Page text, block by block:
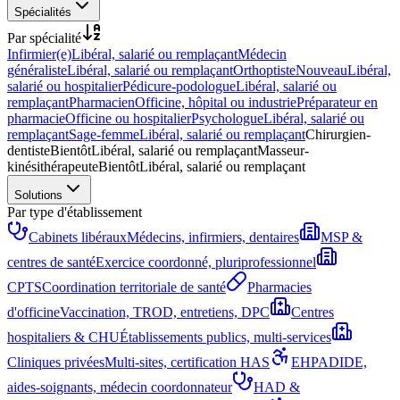
Spécialités
Par spécialité
Infirmier(e)Libéral, salarié ou remplaçantMédecin
généralisteLibéral, salarié ou remplaçantOrthoptisteNouveauLibéral,
salarié ou hospitalierPédicure-podologueLibéral, salarié ou
remplaçantPharmacienOfficine, hôpital ou industriePréparateur en
pharmacieOfficine ou hospitalierPsychologueLibéral, salarié ou
remplaçantSage-femmeLibéral, salarié ou remplaçantChirurgien-
dentisteBientôtLibéral, salarié ou remplaçantMasseur-
kinésithérapeuteBientôtLibéral, salarié ou remplaçant
Solutions
Par type d'établissement
Cabinets libérauxMédecins, infirmiers, dentaires
MSP &
centres de santéExercice coordonné, pluriprofessionnel
CPTSCoordination territoriale de santé
Pharmacies
d'officineVaccination, TROD, entretiens, DPC
Centres
hospitaliers & CHUÉtablissements publics, multi-services
Cliniques privéesMulti-sites, certification HAS EHPADIDE,
aides-soignants, médecin coordonnateur
HAD &